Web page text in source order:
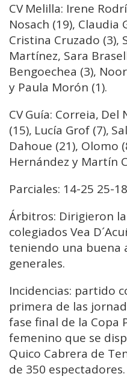
CV Melilla: Irene
Nosach (19), Claudia
Cristina Cruzado (3),
Martínez, Sara
Bengoechea (3),
y Paula Morón (1).
CV Guía: Correia, Del
(15), Lucía Grof (7),
Dahoue (21), Olomo
Hernández y Martín
Parciales: 14-25 25-
Árbitros: Dirigieron
colegiados Vea
teniendo una buena
generales.
Incidencias: partido
primera de las
fase final de la Copa
femenino que se
Quico Cabrera de
de 350 espectadores.